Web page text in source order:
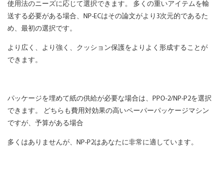
使用法のニーズに応じて選択できます。 多くの重いアイテムを輸
送する必要がある場合、NP-ECはその論文がより3次元的であるた
め、最初の選択です。
より広く、より強く、クッション保護をよりよく形成することが
できます。
パッケージを埋めて紙の供給が必要な場合は、PPO-2/NP-P2を選択
できます。 どちらも費用対効果の高いペーパーパッケージマシン
ですが、予算がある場合
多くはありませんが、NP-P2はあなたに非常に適しています。